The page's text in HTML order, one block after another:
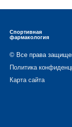
Спортивная
фармакология
© Все права
Политика
Карта сайта